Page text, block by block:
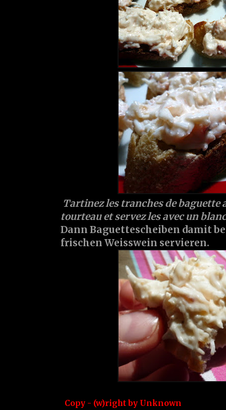
Tartinez les tranches de baguette
tourteau et servez les avec un
Dann Baguettescheiben damit
frischen Weisswein servieren.
Copy - (w)right by Unknown